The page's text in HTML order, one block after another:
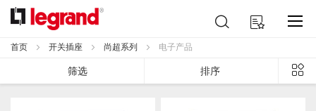
跳
到
容
我的购物车
索
首页 开关插座 尚超系列 电子产品
筛选 排序